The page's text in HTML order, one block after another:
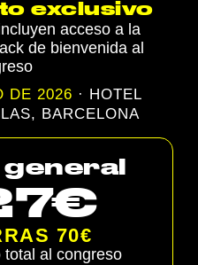
exclusivo
acceso a la
de bienvenida al
DE 2026 · HOTEL
BARCELONA
general
70€
al congreso